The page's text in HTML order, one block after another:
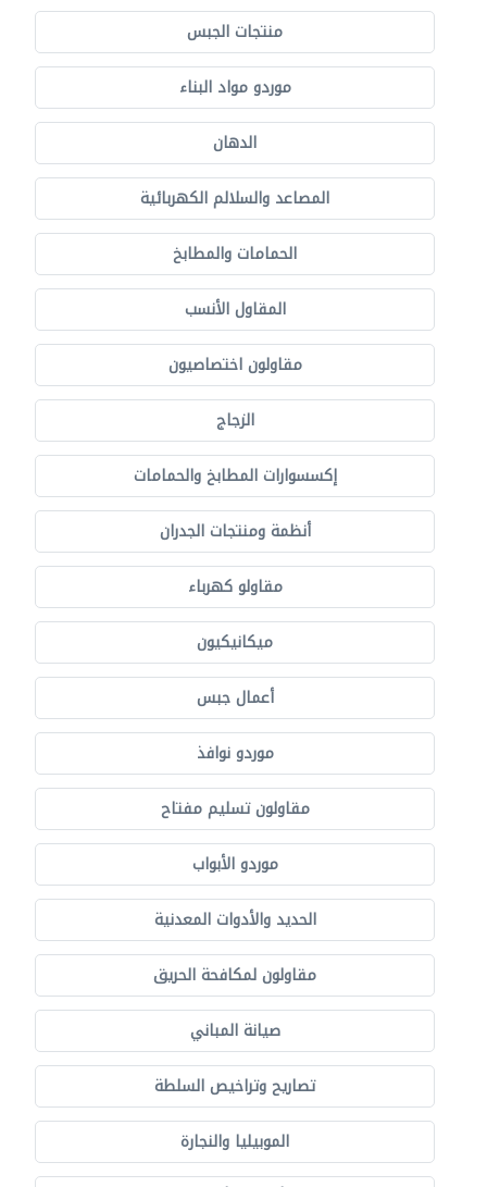
منتجات الجبس
موردو مواد البناء
الدهان
المصاعد والسلالم الكهربائية
الحمامات والمطابخ
المقاول الأنسب
مقاولون اختصاصيون
الزجاج
إكسسوارات المطابخ والحمامات
أنظمة ومنتجات الجدران
مقاولو كهرباء
ميكانيكيون
أعمال جبس
موردو نوافذ
مقاولون تسليم مفتاح
موردو الأبواب
الحديد والأدوات المعدنية
مقاولون لمكافحة الحريق
صيانة المباني
تصاريح وتراخيص السلطة
الموبيليا والنجارة